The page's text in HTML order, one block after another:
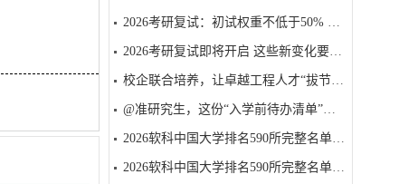
2026考研复试：初试权重不低于50% 面试为必要环节
2026考研复试即将开启 这些新变化要注意
校企联合培养，让卓越工程人才“拔节生长”
@准研究生，这份“入学前待办清单”请收好
2026软科中国大学排名590所完整名单（501-590名）
2026软科中国大学排名590所完整名单（401-500名）